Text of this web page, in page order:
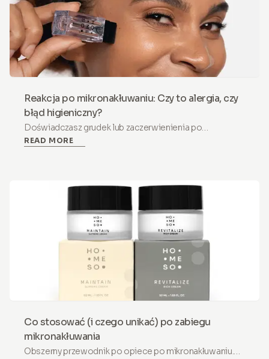
Reakcja po mikronakłuwaniu: Czy to alergia, czy
błąd higieniczny?
Doświadczasz grudek lub zaczerwienienia po
mikronakłuwaniu? Dowiedz się, jaka jest różnica między
READ MORE
Co stosować (i czego unikać) po zabiegu
mikronakłuwania
Obszerny przewodnik po opiece po mikronakłuwaniu.